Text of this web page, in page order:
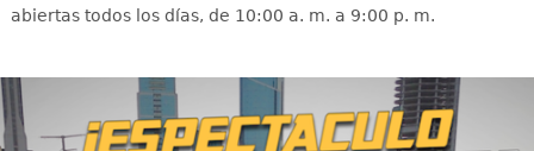
abiertas todos los días, de 10:00 a. m. a 9:00 p. m.